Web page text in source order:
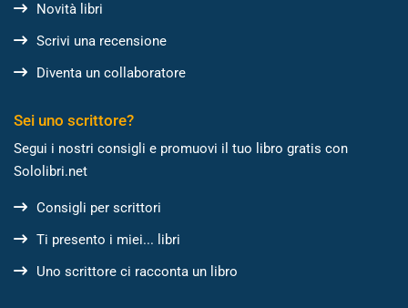
Novità libri
Scrivi una recensione
Diventa un collaboratore
Sei uno scrittore?
Segui i nostri consigli e promuovi il tuo libro gratis con
Sololibri.net
Consigli per scrittori
Ti presento i miei... libri
Uno scrittore ci racconta un libro